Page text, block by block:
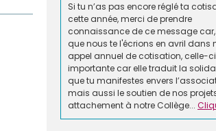
Si tu n’as pas encore réglé ta
cette année, merci de prendre
connaissance de ce message
que nous te l'écrions en avril dans
appel annuel de cotisation, celle-
importante car elle traduit la
que tu manifestes envers
mais aussi le soutien de nos
attachement à notre Collège...